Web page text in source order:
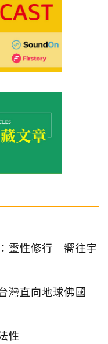
靈性修行 嚮往宇
灣直向地球佛國
性